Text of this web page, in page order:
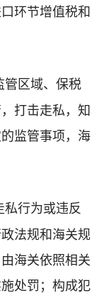
环节增值税和
管区域、保税
打击走私，知
监管事项，海
行为或违反
法规和海关规
海关依照相关
处罚；构成犯